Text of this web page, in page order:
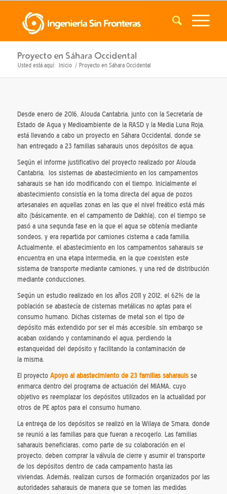
Proyecto en Sáhara Occidental
Usted está aquí: Inicio / Proyecto en Sáhara Occidental
Desde enero de 2016, Alouda Cantabria, junto con la Secretaría de
Estado de Agua y Medioambiente de la RASD y la Media Luna Roja,
está llevando a cabo un proyecto en Sáhara Occidental, donde se
han entregado a 23 familias saharauis unos depósitos de agua.
Según el informe justificativo del proyecto realizado por Alouda
Cantabria, los sistemas de abastecimiento en los campamentos
saharauis se han ido modificando con el tiempo. Inicialmente el
abastecimiento consistía en la toma directa del agua de pozos
artesanales en aquellas zonas en las que el nivel freático está más
alto (básicamente, en el campamento de Dakhla), con el tiempo se
pasó a una segunda fase en la que el agua se obtenía mediante
sondeos, y era repartida por camiones cisterna a cada familia.
Actualmente, el abastecimiento en los campamentos saharauis se
encuentra en una etapa intermedia, en la que coexisten este
sistema de transporte mediante camiones, y una red de distribución
mediante conducciones.
Según un estudio realizado en los años 2011 y 2012, el 62% de la
población se abastecía de cisternas metálicas no aptas para el
consumo humano. Dichas cisternas de metal son el tipo de
depósito más extendido por ser el más accesible, sin embargo se
acaban oxidando y contaminando el agua, perdiendo la
estanqueidad del depósito y facilitando la contaminación de
la misma.
El proyecto Apoyo al abastecimiento de 23 familias saharauis se
enmarca dentro del programa de actuación del MIAMA, cuyo
objetivo es reemplazar los depósitos utilizados en la actualidad por
otros de PE aptos para el consumo humano.
La entrega de los depósitos se realizó en la Wilaya de Smara, donde
se reunió a las familias para que fueran a recogerlo. Las familias
saharauis beneficiaras, como parte de su colaboración en el
proyecto, deben comprar la válvula de cierre y asumir el transporte
de los depósitos dentro de cada campamento hasta las
viviendas. Además, realizan cursos de formación organizados por las
autoridades saharauis de manera que se tomen las medidas